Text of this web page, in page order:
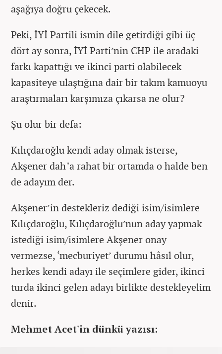
aşağıya doğru çekecek.
Peki, İYİ Partili ismin dile getirdiği gibi üç
dört ay sonra, İYİ Parti’nin CHP ile aradaki
farkı kapattığı ve ikinci parti olabilecek
kapasiteye ulaştığına dair bir takım kamuoyu
araştırmaları karşımıza çıkarsa ne olur?
Şu olur bir defa:
Kılıçdaroğlu kendi aday olmak isterse,
Akşener dah"a rahat bir ortamda o halde ben
de adayım der.
Akşener’in destekleriz dediği isim/isimlere
Kılıçdaroğlu, Kılıçdaroğlu’nun aday yapmak
istediği isim/isimlere Akşener onay
vermezse, ‘mecburiyet’ durumu hâsıl olur,
herkes kendi adayı ile seçimlere gider, ikinci
turda ikinci gelen adayı birlikte destekleyelim
denir.
Mehmet Acet'in dünkü yazısı: